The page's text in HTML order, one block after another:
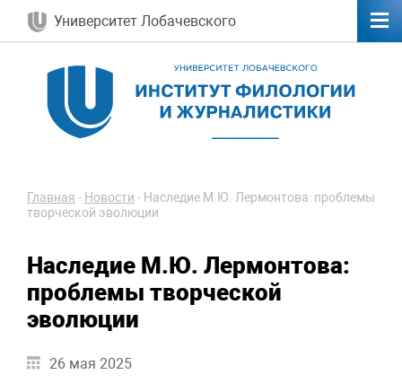
Университет Лобачевского
Главная - Новости - Наследие М.Ю. Лермонтова: проблемы
творческой эволюции
Наследие М.Ю. Лермонтова:
проблемы творческой
эволюции
26 мая 2025